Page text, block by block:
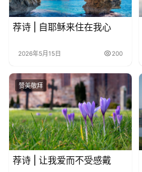
荐诗 | 自耶稣来住在我心
2026年5月15日 200
赞美敬拜
荐诗 | 让我爱而不受感戴